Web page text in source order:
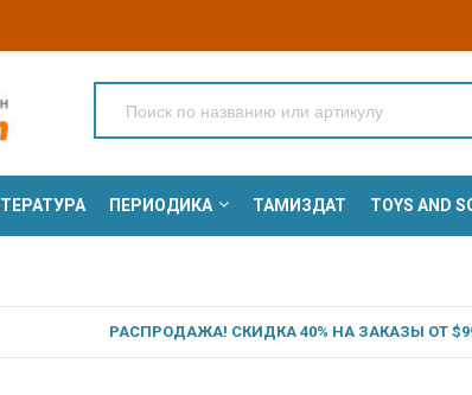
ПЕРИОДИКА ТАМИЗДАТ TOYS AND
РАСПРОДАЖА! СКИДКА 40% НА ЗАКАЗЫ ОТ